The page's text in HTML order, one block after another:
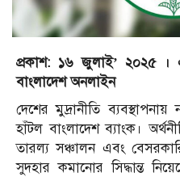
প্রকাশ: ১৬ জুলাই’ ২০২৫ ।
বাংলাদেশ অনলাইন
দেশের মুদ্রানীতি
হাঁটল বাংলাদেশ ব্যাংক।
তারল্য সঞ্চালন এবং
সুদহার কমানোর সিদ্ধান্ত